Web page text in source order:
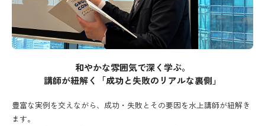
和やかな雰囲気で深く学ぶ。
講師が紐解く「成功と失敗のリアルな裏側」
豊富な実例を交えながら、成功・失敗とその要因を水上講師が紐解き
ます。